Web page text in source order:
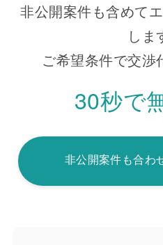
非公開案件も含めて
しま
ご希望条件で交渉
30秒で
非公開案件も合わ